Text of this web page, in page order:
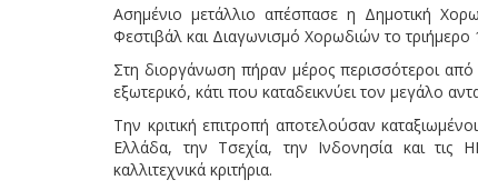
Ασημένιο μετάλλιο απέσπασε η Δημοτική
Φεστιβάλ και Διαγωνισμό Χορωδιών το
Στη διοργάνωση πήραν μέρος περισσότεροι
εξωτερικό, κάτι που καταδεικνύει τον μεγάλο
Την κριτική επιτροπή αποτελούσαν
Ελλάδα, την Τσεχία, την Ινδονησία και τις
καλλιτεχνικά κριτήρια.